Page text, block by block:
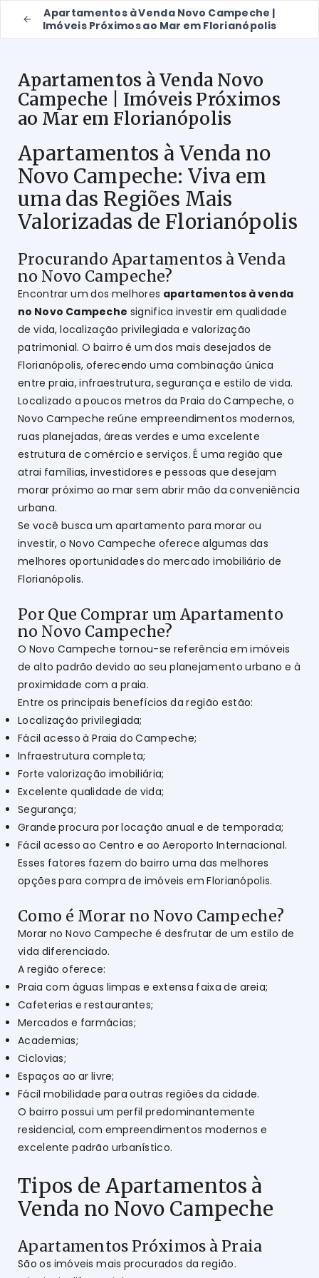
Apartamentos à Venda Novo Campeche |
Imóveis Próximos ao Mar em Florianópolis
Apartamentos à Venda Novo
Campeche | Imóveis Próximos
ao Mar em Florianópolis
Apartamentos à Venda no
Novo Campeche: Viva em
uma das Regiões Mais
Valorizadas de Florianópolis
Procurando Apartamentos à Venda
no Novo Campeche?
Encontrar um dos melhores apartamentos à venda
no Novo Campeche significa investir em qualidade
de vida, localização privilegiada e valorização
patrimonial. O bairro é um dos mais desejados de
Florianópolis, oferecendo uma combinação única
entre praia, infraestrutura, segurança e estilo de vida.
Localizado a poucos metros da Praia do Campeche, o
Novo Campeche reúne empreendimentos modernos,
ruas planejadas, áreas verdes e uma excelente
estrutura de comércio e serviços. É uma região que
atrai famílias, investidores e pessoas que desejam
morar próximo ao mar sem abrir mão da conveniência
urbana.
Se você busca um apartamento para morar ou
investir, o Novo Campeche oferece algumas das
melhores oportunidades do mercado imobiliário de
Florianópolis.
Por Que Comprar um Apartamento
no Novo Campeche?
O Novo Campeche tornou-se referência em imóveis
de alto padrão devido ao seu planejamento urbano e à
proximidade com a praia.
Entre os principais benefícios da região estão:
Localização privilegiada;
Fácil acesso à Praia do Campeche;
Infraestrutura completa;
Forte valorização imobiliária;
Excelente qualidade de vida;
Segurança;
Grande procura por locação anual e de temporada;
Fácil acesso ao Centro e ao Aeroporto Internacional.
Esses fatores fazem do bairro uma das melhores
opções para compra de imóveis em Florianópolis.
Como é Morar no Novo Campeche?
Morar no Novo Campeche é desfrutar de um estilo de
vida diferenciado.
A região oferece:
Praia com águas limpas e extensa faixa de areia;
Cafeterias e restaurantes;
Mercados e farmácias;
Academias;
Ciclovias;
Espaços ao ar livre;
Fácil mobilidade para outras regiões da cidade.
O bairro possui um perfil predominantemente
residencial, com empreendimentos modernos e
excelente padrão urbanístico.
Tipos de Apartamentos à
Venda no Novo Campeche
Apartamentos Próximos à Praia
São os imóveis mais procurados da região.